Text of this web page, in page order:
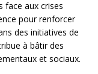
face aux crises
pour renforcer
des initiatives de
à bâtir des
et sociaux.